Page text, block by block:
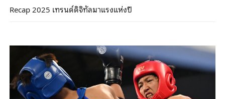
Recap 2025 เทรนด์ดิจิทัลมาแรงแห่งปี